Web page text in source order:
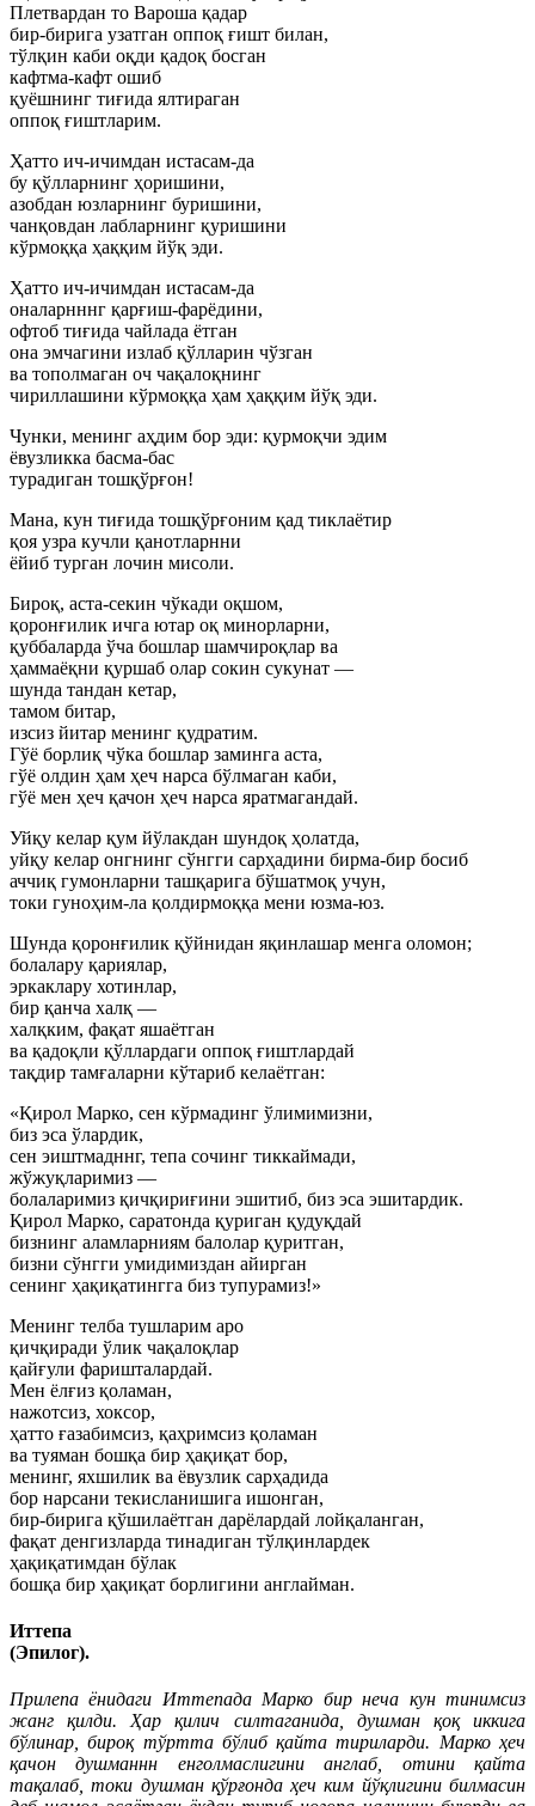
Плетвардан то Вароша қадар
бир-бирига узатган оппоқ ғишт билан,
тўлқин каби оқди қадоқ босган
кафтма-кафт ошиб
қуёшнинг тиғида ялтираган
оппоқ ғиштларим.
Ҳатто ич-ичимдан истасам-да
бу қўлларнинг ҳоришини,
азобдан юзларнинг буришини,
чанқовдан лабларнинг қуришини
кўрмоққа ҳаққим йўқ эди.
Ҳатто ич-ичимдан истасам-да
оналарнннг қарғиш-фарёдини,
офтоб тиғида чайлада ётган
она эмчагини излаб қўлларин чўзган
ва тополмаган оч чақалоқнинг
чириллашини кўрмоққа ҳам ҳаққим йўқ эди.
Чунки, менинг аҳдим бор эди: қурмоқчи эдим
ёвузликка басма-бас
турадиган тошқўрғон!
Мана, кун тиғида тошқўрғоним қад тиклаётир
қоя узра кучли қанотларнни
ёйиб турган лочин мисоли.
Бироқ, аста-секин чўкади оқшом,
қоронғилик ичга ютар оқ минорларни,
қуббаларда ўча бошлар шамчироқлар ва
ҳаммаёқни қуршаб олар сокин сукунат —
шунда тандан кетар,
тамом битар,
изсиз йитар менинг қудратим.
Гўё борлиқ чўка бошлар заминга аста,
гўё олдин ҳам ҳеч нарса бўлмаган каби,
гўё мен ҳеч қачон ҳеч нарса яратмагандай.
Уйқу келар қум йўлакдан шундоқ ҳолатда,
уйқу келар онгнинг сўнгги сарҳадини бирма-бир босиб
аччиқ гумонларни ташқарига бўшатмоқ учун,
токи гуноҳим-ла қолдирмоққа мени юзма-юз.
Шунда қоронғилик қўйнидан яқинлашар менга оломон;
болалару қариялар,
эркаклару хотинлар,
бир қанча халқ —
халқким, фақат яшаётган
ва қадоқли қўллардаги оппоқ ғиштлардай
тақдир тамғаларни кўтариб келаётган:
«Қирол Марко, сен кўрмадинг ўлимимизни,
биз эса ўлардик,
сен эиштмадннг, тепа сочинг тиккаймади,
жўжуқларимиз —
болаларимиз қичқириғини эшитиб, биз эса эшитардик.
Қирол Марко, саратонда қуриган қудуқдай
бизнинг аламларниям балолар қуритган,
бизни сўнгги умидимиздан айирган
сенинг ҳақиқатингга биз тупурамиз!»
Менинг телба тушларим аро
қичқиради ўлик чақалоқлар
қайғули фаришталардай.
Мен ёлғиз қоламан,
нажотсиз, хоксор,
ҳатто ғазабимсиз, қаҳримсиз қоламан
ва туяман бошқа бир ҳақиқат бор,
менинг, яхшилик ва ёвузлик сарҳадида
бор нарсани текисланишига ишонган,
бир-бирига қўшилаётган дарёлардай лойқаланган,
фақат денгизларда тинадиган тўлқинлардек
ҳақиқатимдан бўлак
бошқа бир ҳақиқат борлигини англайман.
Иттепа
(Эпилог).
Прилепа ёнидаги Иттепада Марко бир неча кун тинимсиз
жанг қилди. Ҳар қилич силтаганида, душман қоқ иккига
бўлинар, бироқ тўртта бўлиб қайта тириларди. Марко ҳеч
қачон душманнн енголмаслигини англаб, отини қайта
тақалаб, токи душман қўрғонда ҳеч ким йўқлигини билмасин